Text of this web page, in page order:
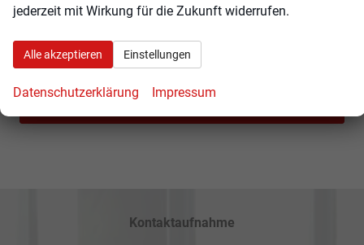
Volvo
Rückruf anfordern
Kontaktaufnahme
jederzeit mit Wirkung für die Zukunft widerrufen.
Alle akzeptieren Einstellungen
Datenschutzerklärung Impressum